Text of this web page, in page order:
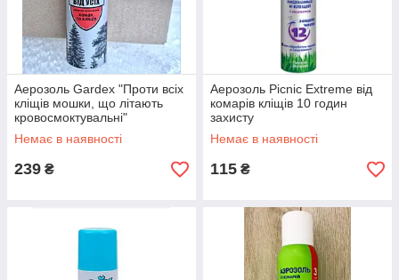
Аерозоль Gardex "Проти всіх
кліщів мошки, що літають
кровосмоктувальні"
Немає в наявності
239 ₴
Аерозоль Picnic Extreme від
комарів кліщів 10 годин
захисту
Немає в наявності
115 ₴